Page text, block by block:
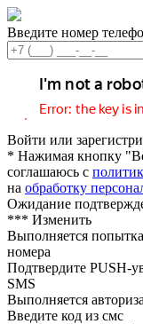
Введите номер
Войти или
* Нажимая кнопку
соглашаюсь с
на обработку
Ожидание
*** Изменить
Выполняется
номера
Подтвердите PUSH-
SMS
Выполняется
Введите код из смс